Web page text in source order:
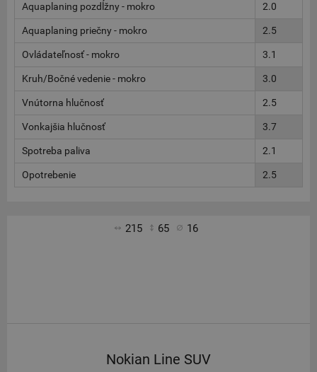
Aquaplaning pozdĺžny - mokro 2.0
Aquaplaning priečny - mokro 2.5
Ovládateľnosť - mokro 3.1
Kruh/Bočné vedenie - mokro 3.0
Vnútorna hlučnosť 2.5
Vonkajšia hlučnosť 3.7
Spotreba paliva 2.1
Opotrebenie 2.5
215 65 16
Nokian Line SUV